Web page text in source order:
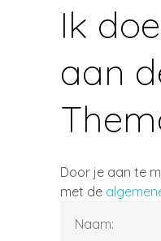
Ik
aan
Door je aan te
met de